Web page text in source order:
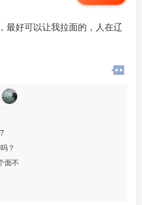
最好可以让我拉面的，人在辽
？
面不